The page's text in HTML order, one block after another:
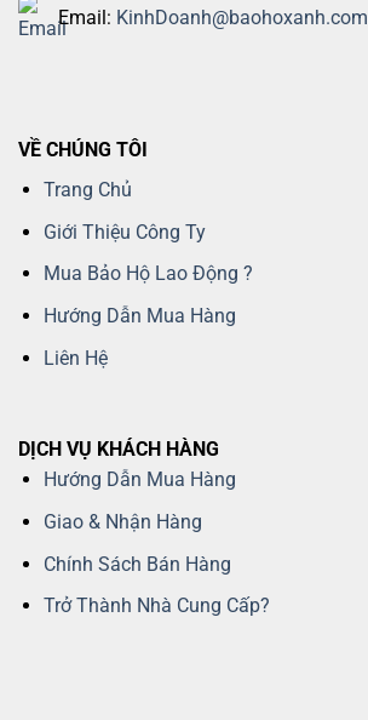
Email: KinhDoanh@baohoxanh.com
VỀ CHÚNG TÔI
Trang Chủ
Giới Thiệu Công Ty
Mua Bảo Hộ Lao Động ?
Hướng Dẫn Mua Hàng
Liên Hệ
DỊCH VỤ KHÁCH HÀNG
Hướng Dẫn Mua Hàng
Giao & Nhận Hàng
Chính Sách Bán Hàng
Trở Thành Nhà Cung Cấp?